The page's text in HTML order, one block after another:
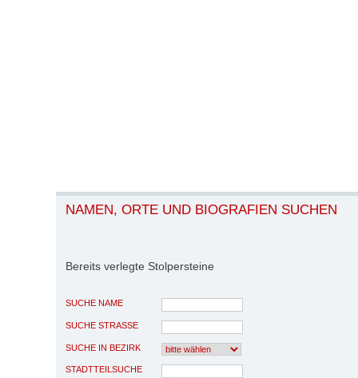
NAMEN, ORTE UND BIOGRAFIEN SUCHEN
Bereits verlegte Stolpersteine
SUCHE NAME
SUCHE STRASSE
SUCHE IN BEZIRK
STADTTEILSUCHE